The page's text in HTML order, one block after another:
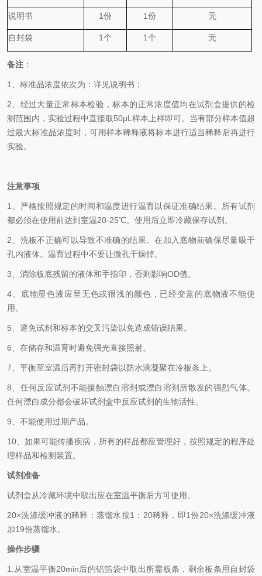
说明书 1份 1份 无
自封袋 1个 1个 无
备注 ：
1、 标准品浓度依次为 ： 详见说明书；
2、 经过大量正常标本检验，标本的正常浓度值均在试剂盒提供的检
测范围内，实验过程中直接取50μL 样本上样即可。当有部分样本值超
过最大标准品浓度时，可用样本稀释液将标本进行适当稀释后再进行
实验。
注意事项
1、 严格按照规定的时间和温度进行温育以保证准确结果。所有试剂
都必须在使用前达到室温20-25℃。使用后立即冷藏保存试剂。
2、 洗板不正确可以导致不准确的结果。在加入底物前确保尽量吸干
孔内液体。温育过程中不要让微孔干燥掉。
3、 消除板底残留的液体和手指印，否则影响OD值。
4、
底物显色液应呈无色或很浅的颜色，已经变蓝的底物液不能使
用。
5、 避免试剂和标本的交叉污染以免造成错误结果。
6、 在储存和温育时避免强光直接照射。
7、 平衡至室温后再打开密封袋以防水滴凝聚在冷板条上。
8、 任何反应试剂不能接触漂白溶剂或漂白溶剂所散发的强烈气体。
任何漂白成分都会破坏试剂盒中反应试剂的生物活性。
9、 不能使用过期产品。
10、如果可能传播疾病，所有的样品都应管理好，按照规定的程序处
理样品和检测装置。
试剂准备
试剂盒从冷藏环境中取出应在室温平衡后方可使用。
20×洗涤缓冲液的稀释：蒸馏水按1 ： 20稀释，即1份20×洗涤缓冲液
加19份蒸馏水。
操作步骤
1. 从室温平衡20min后的铝箔袋中取出所需板条，剩余板条用自封袋